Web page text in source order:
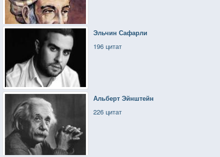
Эльчин Сафарли
196 цитат
Альберт Эйнштейн
226 цитат